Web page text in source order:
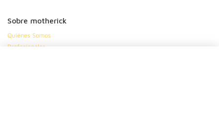
Sobre motherick
Quiénes Somos
Profesionales